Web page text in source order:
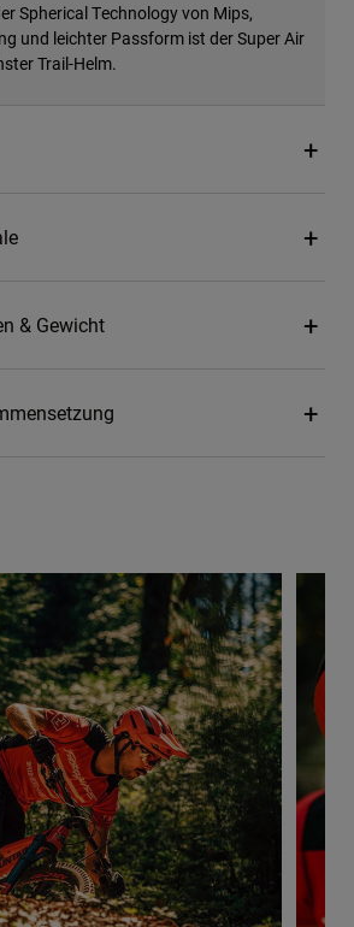
Spherical Technology von Mips,
und leichter Passform ist der Super Air
Trail-Helm.
& Gewicht